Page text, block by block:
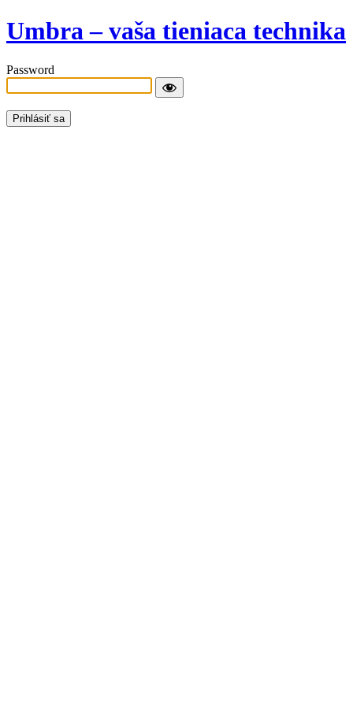
Umbra – vaša tieniaca technika
Password